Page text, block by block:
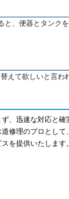
、便器とタンク
えて欲しいと言わ
、迅速な対応と確
修理のプロとして
を提供いたします。